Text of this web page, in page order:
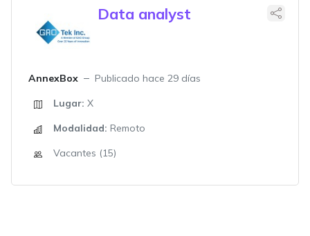
Data analyst
AnnexBox
Publicado hace 29 días
Lugar: X
Modalidad: Remoto
Vacantes (15)